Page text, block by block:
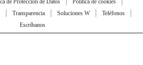
de Protección de Datos
Política de cookies
Transparencia Soluciones W
Teléfonos
Escríbanos